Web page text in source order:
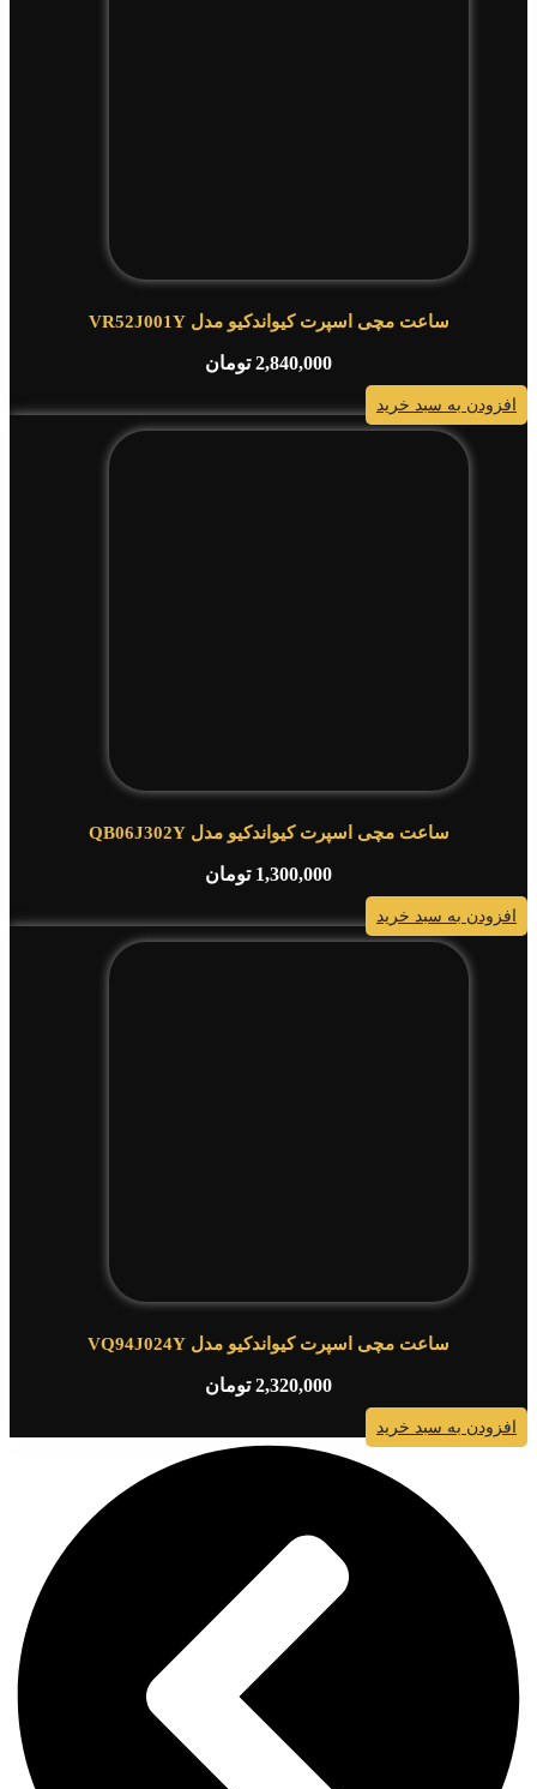
ساعت مچی اسپرت کیواندکیو مدل VR52J001Y
2,840,000 تومان
افزودن به سبد خرید
ساعت مچی اسپرت کیواندکیو مدل QB06J302Y
1,300,000 تومان
افزودن به سبد خرید
ساعت مچی اسپرت کیواندکیو مدل VQ94J024Y
2,320,000 تومان
افزودن به سبد خرید